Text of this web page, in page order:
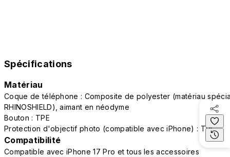
Spécifications
Matériau
Coque de téléphone : Composite de polyester (matériau
RHINOSHIELD), aimant en néodyme
Bouton : TPE
Protection d'objectif photo (compatible avec iPhone) : TPE
Compatibilité
Compatible avec iPhone 17 Pro et tous les accessoires